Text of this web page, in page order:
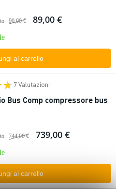
90,00 € 89,00 €
al carrello
7 Valutazioni
Bus Comp compressore bus
744,00 € 739,00 €
al carrello